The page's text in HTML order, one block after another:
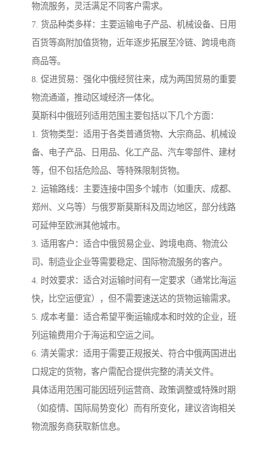
物流服务，灵活满足不同客户需求。
7. 货品种类多样：主要运输电子产品、机械设备、日用
百货等高附加值货物，近年逐步拓展至冷链、跨境电商
商品等。
8. 促进贸易：强化中俄经贸往来，成为两国贸易的重要
物流通道，推动区域经济一体化。
莫斯科中俄班列适用范围主要包括以下几个方面：
1. 货物类型：适用于各类普通货物、大宗商品、机械设
备、电子产品、日用品、化工产品、汽车零部件、建材
等，但不包括危险品、等特殊限制货物。
2. 运输路线：主要连接中国多个城市（如重庆、成都、
郑州、义乌等）与俄罗斯莫斯科及周边地区，部分线路
可延伸至欧洲其他城市。
3. 适用客户：适合中俄贸易企业、跨境电商、物流公
司、制造业企业等需要稳定、国际物流服务的客户。
4. 时效要求：适合对运输时间有一定要求（通常比海运
快，比空运便宜），但不需要速送达的货物运输需求。
5. 成本考量：适合希望平衡运输成本和时效的企业，班
列运输费用介于海运和空运之间。
6. 清关需求：适用于需要正规报关、符合中俄两国进出
口规定的货物，客户需配合提供完整的清关文件。
具体适用范围可能因班列运营商、政策调整或特殊时期
（如疫情、国际局势变化）而有所变化，建议咨询相关
物流服务商获取新信息。